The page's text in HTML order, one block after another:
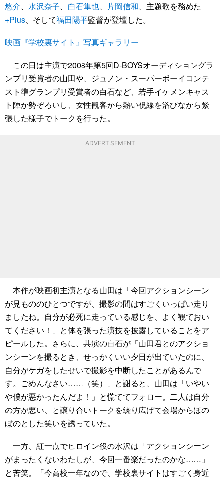
悠介、 水沢奈子、 白石隼也、 片岡信和、主題歌を務めた
+Plus、そして福田陽平監督が登壇した。
映画『学校裏サイト』写真ギャラリー
この日は主演で2008年第5回D-BOYSオーディショングラ
ンプリ受賞者の山田や、ジュノン・スーパーボーイコンテ
スト準グランプリ受賞者の白石など、若手イケメンキャス
ト陣が勢ぞろいし、女性観客から熱い視線を浴びながら緊
張した様子でトークを行った。
ADVERTISEMENT
本作が映画初主演となる山田は「今回アクションシーン
が見もののひとつですが、撮影の間はすごくいっぱい走り
ましたね。自分が必死に走っている感じを、よく観ておい
てください！」と体を張った演技を披露していることをア
ピールした。さらに、共演の白石が「山田君とのアクショ
ンシーンを撮るとき、せっかくいい夕日が出ていたのに、
自分がケガをしたせいで撮影を中断したことがあるんで
す。ごめんなさい……（笑）」と謝ると、山田は「いやい
や僕が悪かったんだよ！」と慌ててフォロー。二人は自分
の方が悪い、と譲り合いトークを繰り広げて会場からほの
ぼのとした笑いを誘っていた。
一方、紅一点でヒロイン役の水沢は「アクションシーン
がまったくないわたしが、今回一番楽だったのかな……」
と苦笑。「今高校一年なので、学校裏サイトはすごく身近